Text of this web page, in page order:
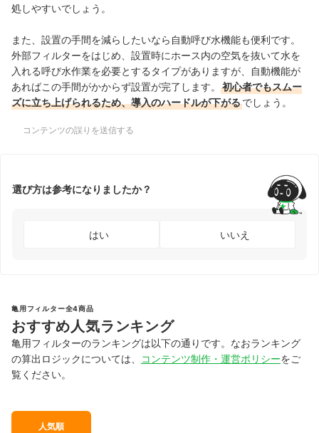
処しやすいでしょう。
また、設置の手間を減らしたいなら自動呼び水機能も便利です。
外部フィルターをはじめ、設置時にホース内の空気を抜いて水を
入れる呼び水作業を必要とするタイプがありますが、自動機能が
あればこの手間がかからず設置が完了します。
初心者でもスムー
ズに立ち上げられるため、導入のハードルが下がるでしょう。
コンテンツの誤りを送信する
選び方は参考になりましたか？
はい いいえ
亀用フィルター全4商品
おすすめ人気ランキング
亀用フィルターのランキングは以下の通りです。なおランキング
の算出ロジックについては、
コンテンツ制作・運営ポリシーをご
覧ください。
人気順